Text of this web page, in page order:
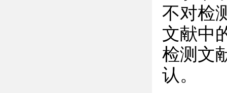
不对检
文献中
检测文
认。